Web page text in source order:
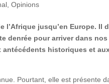
,Opinions
l’Afrique jusqu’en Europe.
denrée pour arriver dans
historiques et
Pourtant, elle est présente